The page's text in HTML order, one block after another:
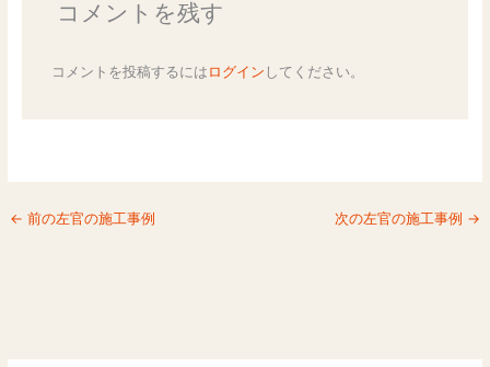
コメントを残す
コメントを投稿するには ログイン してください。
← 前の左官の施工事例 次の左官の施工事例 →